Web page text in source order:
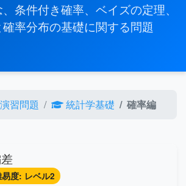
条件付き確率、ベイズの定理、
率分布の基礎に関する問題
演習問題 統計学基礎 確率編
度: レベル2